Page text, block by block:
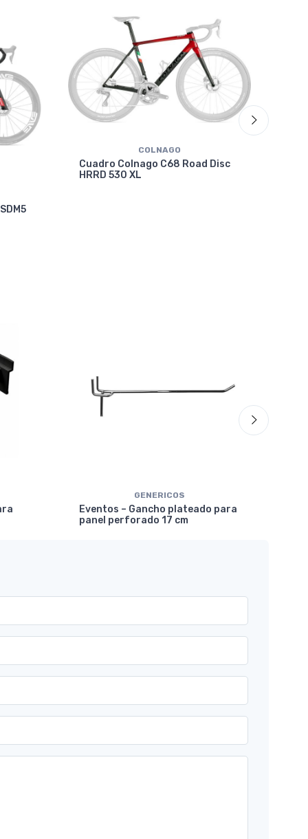
COLNAGO
Cuadro Colnago C68 Road Disc
HRRD 530 XL
GENERICOS
Eventos – Gancho plateado para
panel perforado 17 cm